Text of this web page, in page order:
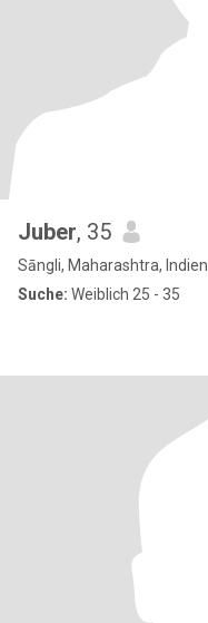
Juber, 35
Sāngli, Maharashtra, Indien
Suche: Weiblich 25 - 35